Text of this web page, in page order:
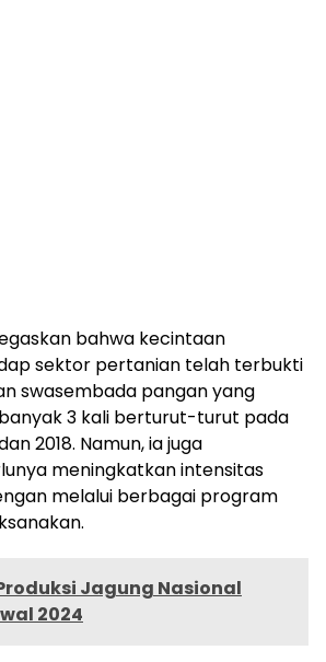
bahwa kecintaan
sektor pertanian telah terbukti
swasembada pangan yang
3 kali berturut-turut pada
2018. Namun, ia juga
meningkatkan intensitas
melalui berbagai program
Jagung Nasional
2024